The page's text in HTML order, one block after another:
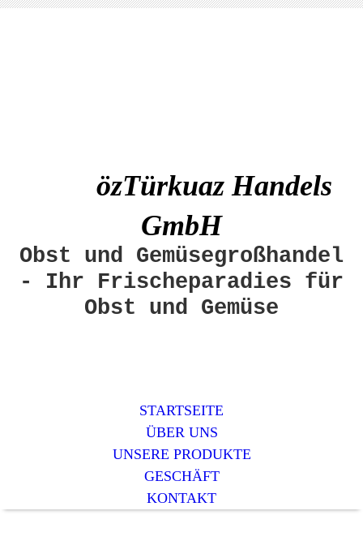
özTürkuaz Handels
GmbH
Obst und Gemüsegroßhandel
- Ihr Frischeparadies für
Obst und Gemüse
STARTSEITE
ÜBER UNS
UNSERE PRODUKTE
GESCHÄFT
KONTAKT